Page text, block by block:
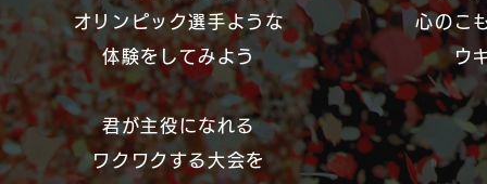
オリンピック選手ような
体験をしてみよう
君が主役になれる
ワクワクする大会を
心のこ
ウ